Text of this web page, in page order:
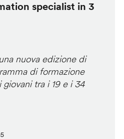
specialist in 3
nuova edizione di
di formazione
tra i 19 e i 34